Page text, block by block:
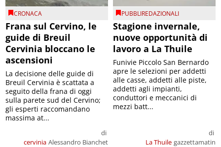
CRONACA
Frana sul Cervino, le
guide di Breuil
Cervinia bloccano le
ascensioni
cervinia
di
Alessandro Bianchet
La decisione delle guide di
Breuil Cervinia è scattata a
seguito della frana di oggi
sulla parete sud del Cervino;
gli esperti raccomandano
massima at...
PUBBLIREDAZIONALI
Stagione invernale,
nuove opportunità di
lavoro a La Thuile
La Thuile
di
gazzettamatin
Funivie Piccolo San Bernardo
apre le selezioni per addetti
alle casse, addetti alle piste,
addetti agli impianti,
conduttori e meccanici di
mezzi batt...